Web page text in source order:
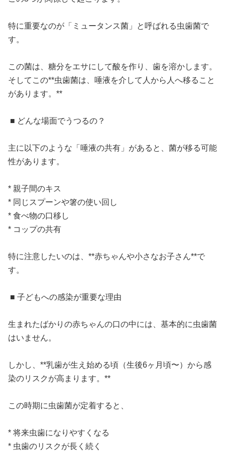
特に重要なのが「ミュータンス菌」と呼ばれる虫歯菌で
す。
この菌は、糖分をエサにして酸を作り、歯を溶かします。
そしてこの**虫歯菌は、唾液を介して人から人へ移ること
があります。**
■ どんな場面でうつるの？
主に以下のような「唾液の共有」があると、菌が移る可能
性があります。
* 親子間のキス
* 同じスプーンや箸の使い回し
* 食べ物の口移し
* コップの共有
特に注意したいのは、**赤ちゃんや小さなお子さん**で
す。
■ 子どもへの感染が重要な理由
生まれたばかりの赤ちゃんの口の中には、基本的に虫歯菌
はいません。
しかし、**乳歯が生え始める頃（生後6ヶ月頃〜）から感
染のリスクが高まります。**
この時期に虫歯菌が定着すると、
* 将来虫歯になりやすくなる
* 虫歯のリスクが長く続く